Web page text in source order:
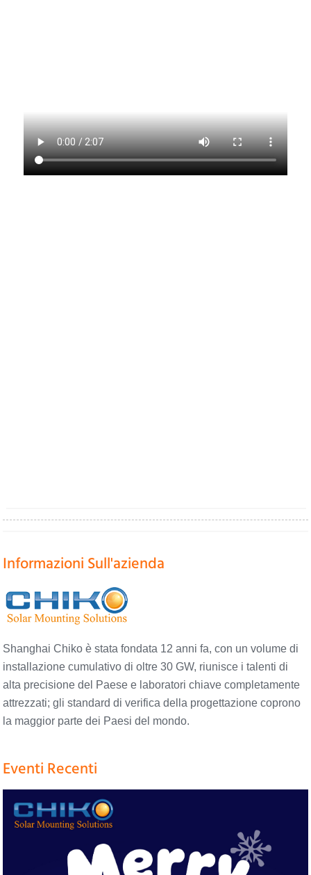
Informazioni Sull'azienda
Shanghai Chiko è stata fondata 12 anni fa, con un volume di
installazione cumulativo di oltre 30 GW, riunisce i talenti di
alta precisione del Paese e laboratori chiave completamente
attrezzati; gli standard di verifica della progettazione coprono
la maggior parte dei Paesi del mondo.
Eventi Recenti